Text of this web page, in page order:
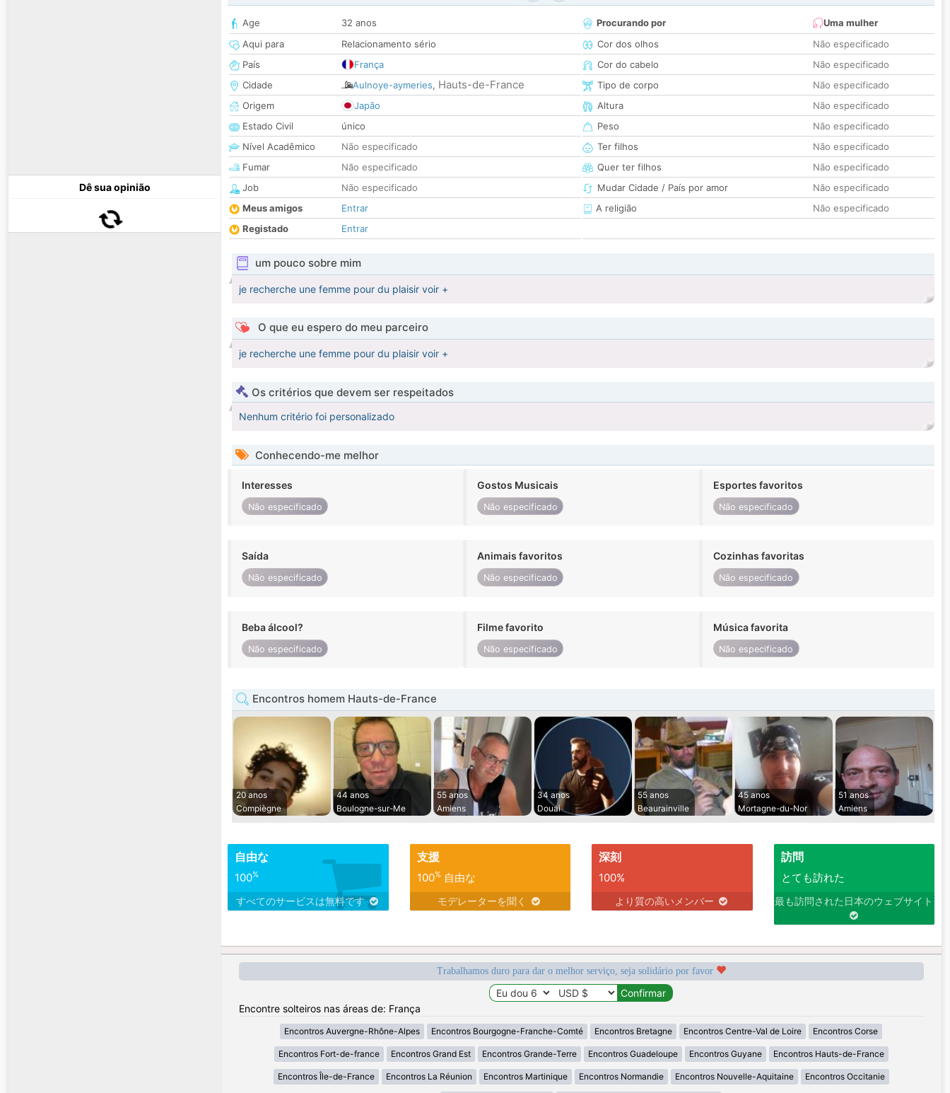
Dê sua opinião
Age
32 anos
Aqui para
Relacionamento sério
País
França
Cidade
Aulnoye-aymeries, Hauts-de-France
Origem
Japão
Estado Civil
único
Nível Acadêmico
Não especificado
Fumar
Não especificado
Job
Não especificado
Meus amigos
Entrar
Registado
Entrar
Procurando por
Uma mulher
Cor dos olhos
Não especificado
Cor do cabelo
Não especificado
Tipo de corpo
Não especificado
Altura
Não especificado
Peso
Não especificado
Ter filhos
Não especificado
Quer ter filhos
Não especificado
Mudar Cidade / País por amor
Não especificado
A religião
Não especificado
um pouco sobre mim
je recherche une femme pour du plaisir voir +
O que eu espero do meu parceiro
je recherche une femme pour du plaisir voir +
Os critérios que devem ser respeitados
Nenhum critério foi personalizado
Conhecendo-me melhor
Interesses
Não especificado
Gostos Musicais
Não especificado
Esportes favoritos
Não especificado
Saída
Não especificado
Animais favoritos
Não especificado
Cozinhas favoritas
Não especificado
Beba álcool?
Não especificado
Filme favorito
Não especificado
Música favorita
Não especificado
Encontros homem Hauts-de-France
20 anos
Compiègne
44 anos
Boulogne-sur-Me
55 anos
Amiens
34 anos
Douai
55 anos
Beaurainville
45 anos
Mortagne-du-Nor
51 anos
Amiens
自由な
100%
すべてのサービスは無料です
支援
100%自由な
モデレーターを聞く
深刻
100%
より質の高いメンバー
訪問
とても訪れた
最も訪問された日本のウェブサイト
Trabalhamos duro para dar o melhor serviço, seja solidário por favor
Encontre solteiros nas áreas de: França
Encontros Auvergne-Rhône-Alpes Encontros Bourgogne-Franche-Comté Encontros Bretagne Encontros Centre-Val de Loire Encontros Corse
Encontros Fort-de-france Encontros Grand Est Encontros Grande-Terre Encontros Guadeloupe Encontros Guyane Encontros Hauts-de-France
Encontros Île-de-France Encontros La Réunion Encontros Martinique Encontros Normandie Encontros Nouvelle-Aquitaine Encontros Occitanie